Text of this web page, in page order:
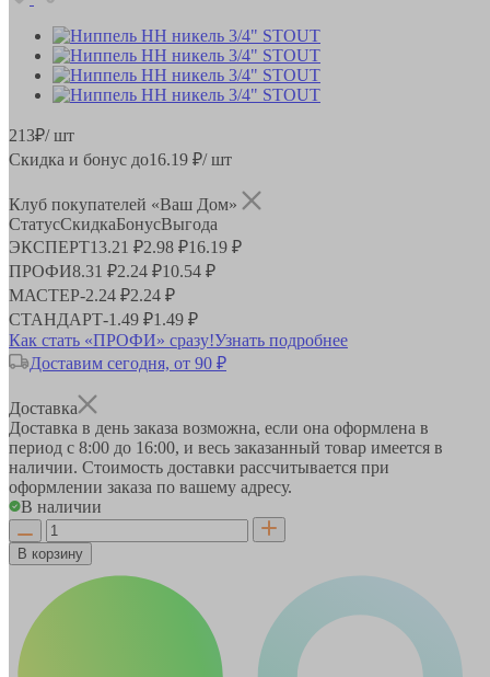
213₽/ шт
Скидка и бонус до16.19 ₽/ шт
Клуб покупателей «Ваш Дом»
СтатусСкидкаБонусВыгода
ЭКСПЕРТ13.21 ₽2.98 ₽16.19 ₽
ПРОФИ8.31 ₽2.24 ₽10.54 ₽
МАСТЕР-2.24 ₽2.24 ₽
СТАНДАРТ-1.49 ₽1.49 ₽
Как стать «ПРОФИ» сразу!Узнать подробнее
Доставим сегодня, от 90 ₽
Доставка
Доставка в день заказа возможна, если она оформлена в
период с 8:00 до 16:00, и весь заказанный товар имеется в
наличии. Стоимость доставки рассчитывается при
оформлении заказа по вашему адресу.
В наличии
В корзину